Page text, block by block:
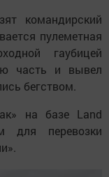
командирский
пулеметная
гаубицей
часть и вывел
бегством.
на базе Land
для перевозки